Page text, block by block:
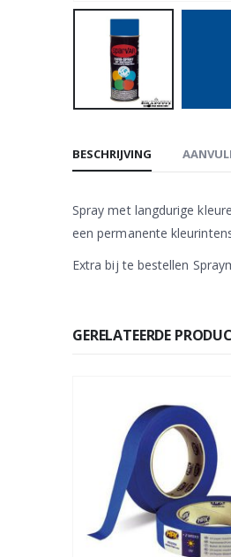
BESCHRIJVING
Spray met langdurige
een permanente
Extra bij te bestellen
GERELATEERDE